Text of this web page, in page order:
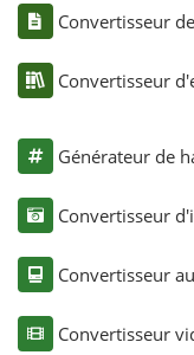
Convertisseur
Convertisseur
Générateur de
Convertisseur
Convertisseur
Convertisseur